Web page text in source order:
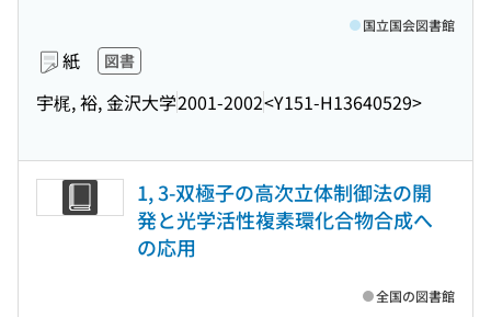
紙 図書
宇梶, 裕, 金沢大学2001-2002<Y151-H13640529>
国立国会図書館
1, 3-双極子の高次立体制御法の開
発と光学活性複素環化合物合成へ
の応用
全国の図書館